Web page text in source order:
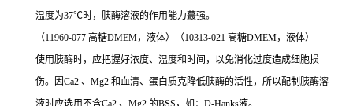
温度为37℃时，胰酶溶液的作用能力蕞强。
（11960-077 高糖DMEM，液体）（10313-021 高糖DMEM，液体）
使用胰酶时，应把握好浓度、温度和时间，以免消化过度造成细胞损
伤。因Ca2 、Mg2 和血清、蛋白质克降低胰酶的活性，所以配制胰酶溶
液时应选用不含Ca2 、Mg2 的BSS，如：D-Hanks液。